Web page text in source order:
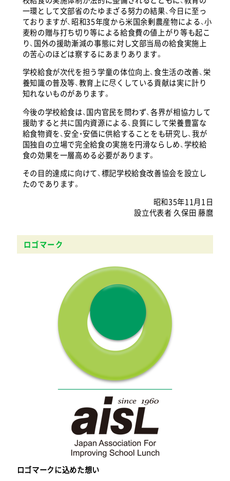
一環として文部省のたゆまざる努力の結果、今日に至っ
ておりますが、昭和35年度から米国余剰農産物による、小
麦粉の贈与打ち切り等による給食費の値上がり等も起こ
り、国外の援助漸減の事態に対し文部当局の給食実施上
の苦心のほどは察するにあまりあります。
学校給食が次代を担う学童の体位向上、食生活の改善、栄
養知識の普及等、教育上に尽くしている貢献は実に計り
知れないものがあります。
今後の学校給食は、国内官民を問わず、各界が相協力して
援助すると共に国内資源による、良質にして栄養豊富な
給食物資を、安全・安価に供給することをも研究し、我が
国独自の立場で完全給食の実施を円滑ならしめ、学校給
食の効果を一層高める必要があります。
その目的達成に向けて、標記学校給食改善協会を設立し
たのであります。
昭和35年11月1日
設立代表者 久保田 藤麿
ロゴマーク
ロゴマークに込めた想い